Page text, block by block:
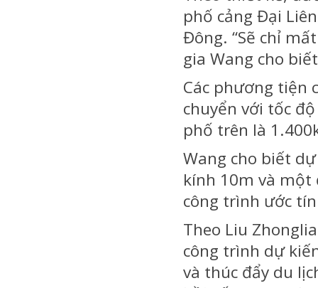
phố cảng Đại
Đông. “Sẽ chỉ
gia Wang cho
Các phương tiện
chuyển với tốc
phố trên là
Wang cho biết
kính 10m và
công trình ước
Theo Liu
công trình dự
và thúc đẩy du